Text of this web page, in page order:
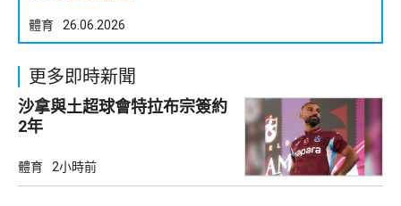
體育 26.06.2026
更多即時新聞
沙拿與土超球會特拉布宗簽約
2年
體育 2小時前